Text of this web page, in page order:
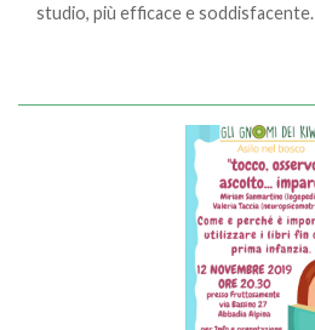
studio, più efficace e soddisfacente.